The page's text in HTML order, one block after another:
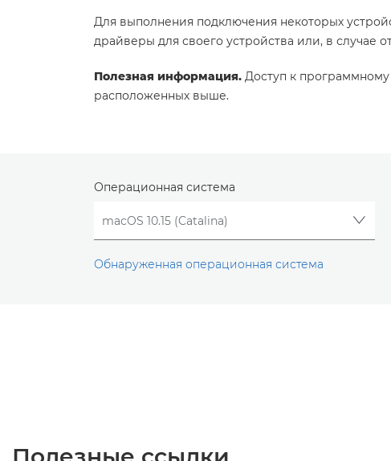
Для выполнения подключения некоторых
драйверы для своего устройства или, в случае
Полезная информация. Доступ к
расположенных выше.
Операционная система
Обнаруженная операционная система